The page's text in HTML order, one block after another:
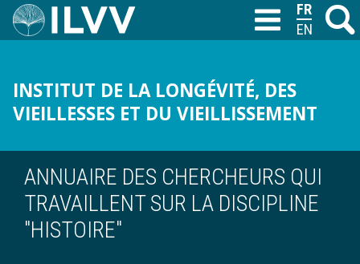
Aller
au
M
INSTITUT DE LA LONGÉVITÉ, DES
VIEILLESSES ET DU VIEILLISSEMENT
T
ANNUAIRE DES CHERCHEURS QUI
TRAVAILLENT SUR LA DISCIPLINE
"HISTOIRE"
FRANÇAIS
ENGLISH